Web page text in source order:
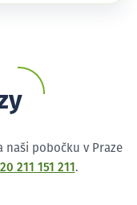
naši pobočku v Praze
211 151 211 .